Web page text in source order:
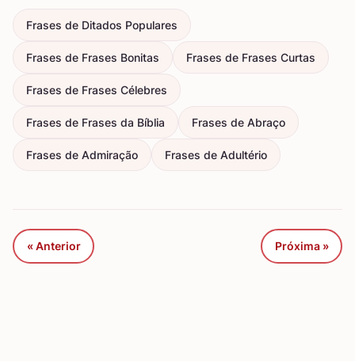
Frases de Ditados Populares
Frases de Frases Bonitas Frases de Frases Curtas
Frases de Frases Célebres
Frases de Frases da Bíblia Frases de Abraço
Frases de Admiração Frases de Adultério
« Anterior Próxima »